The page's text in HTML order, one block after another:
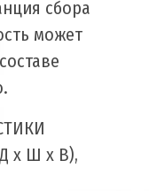
сбора
может
х Ш х В),